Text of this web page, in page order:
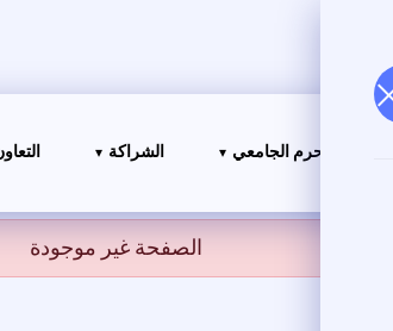
الحياة في الحرم الجامعي الشراكة
الصفحة غير موجودة